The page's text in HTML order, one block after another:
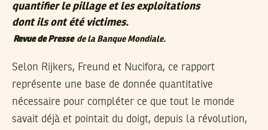
quantifier le pillage et les exploitations
dont ils ont été victimes.
Revue de Presse de la Banque Mondiale.
Selon Rijkers, Freund et Nucifora, ce rapport
représente une base de donnée quantitative
nécessaire pour compléter ce que tout le monde
savait déjà et pointait du doigt, depuis la révolution,